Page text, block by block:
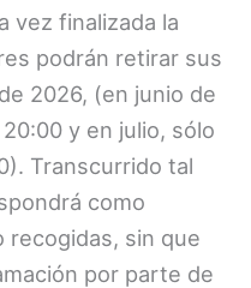
vez finalizada la
podrán retirar sus
2026, (en junio de
y en julio, sólo
Transcurrido tal
como
recogidas, sin que
por parte de